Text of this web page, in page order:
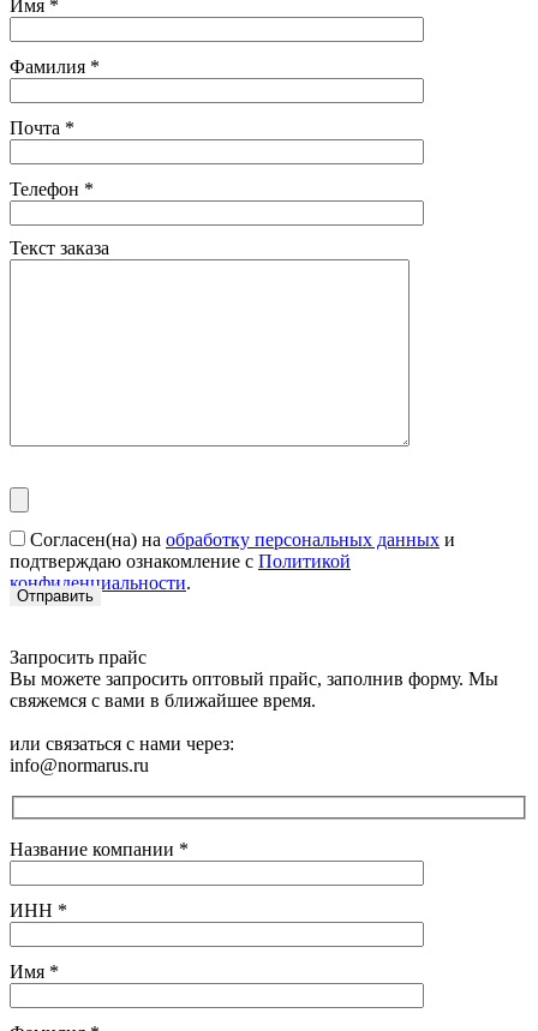
Имя *
Фамилия *
Почта *
Телефон *
Текст заказа
Согласен(на) на обработку персональных данных и
подтверждаю ознакомление с Политикой
конфиденциальности.
Запросить прайс
Вы можете запросить оптовый прайс, заполнив форму. Мы
свяжемся с вами в ближайшее время.
или связаться с нами через:
info@normarus.ru
Название компании *
ИНН *
Имя *